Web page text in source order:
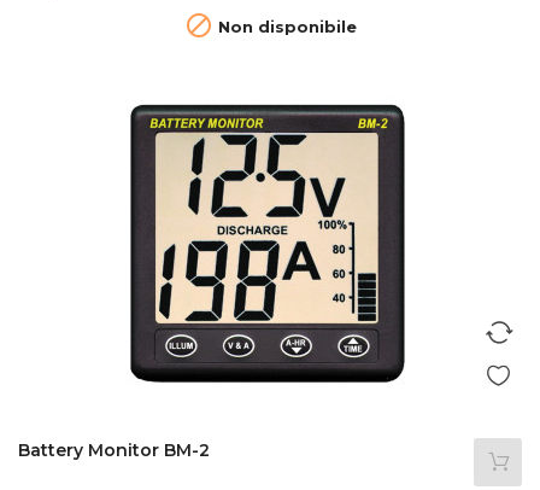
 Non disponibile
Battery Monitor BM-2